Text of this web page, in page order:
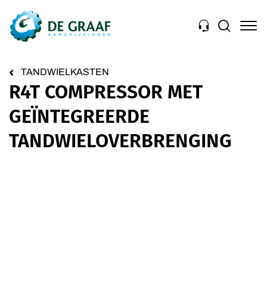
Navigation
TANDWIELKASTEN
R4T COMPRESSOR MET
GEÏNTEGREERDE
TANDWIELOVERBRENGING